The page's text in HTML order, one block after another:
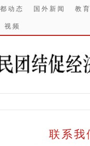
动态 国外新闻
教
视频
联系我